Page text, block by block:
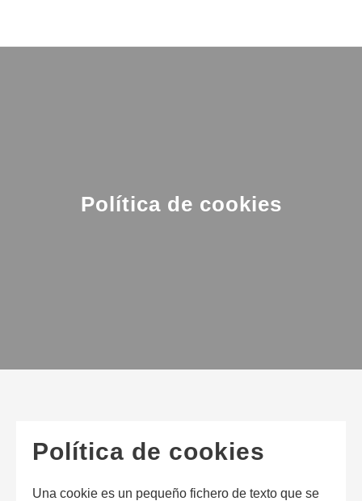
contenido
Política de cookies
Política de cookies
Una cookie es un pequeño fichero de texto que se